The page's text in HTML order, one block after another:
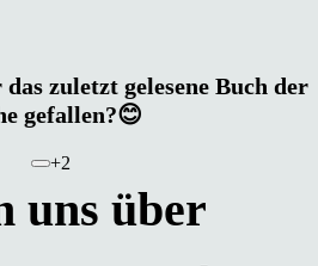
zuletzt gelesene Buch der
gefallen?😊
+2